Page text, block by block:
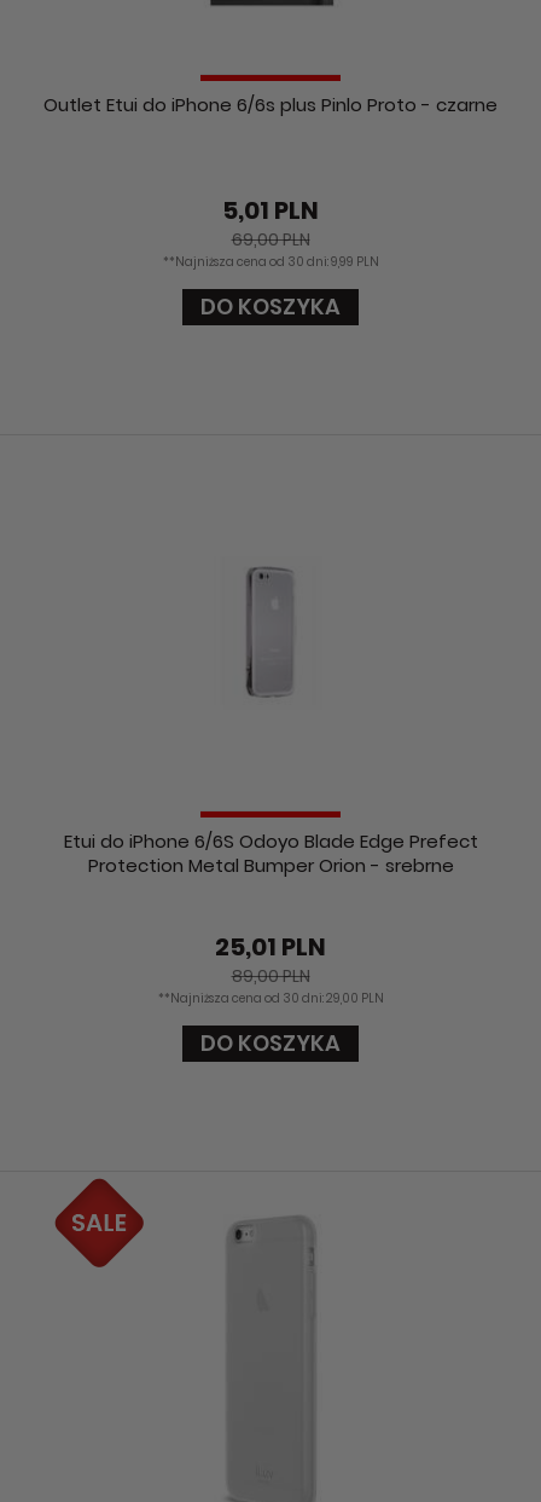
Outlet Etui do iPhone 6/6s plus Pinlo Proto - czarne
5,01 PLN
69,00 PLN
**Najniższa cena od 30 dni: 9,99 PLN
DO KOSZYKA
Etui do iPhone 6/6S Odoyo Blade Edge Prefect
Protection Metal Bumper Orion - srebrne
25,01 PLN
89,00 PLN
**Najniższa cena od 30 dni: 29,00 PLN
DO KOSZYKA